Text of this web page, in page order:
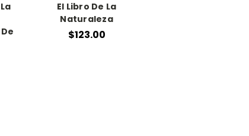
El Libro De La
Naturaleza
$123.00